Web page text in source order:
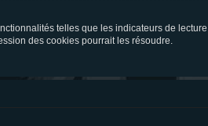
telles que les indicateurs de
des cookies pourrait les résoudre.